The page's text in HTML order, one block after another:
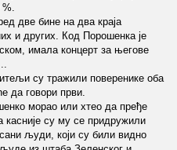
%.
две бине на два краја
и других. Код Порошенка је
имала концерт за његове
су тражили поверенике оба
да говори први.
морао или хтео да пређе
касније су му се придружили
људи, који су били видно